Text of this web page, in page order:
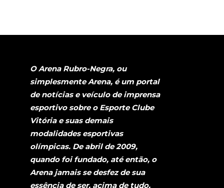
O Arena Rubro-Negra, ou
simplesmente Arena, é um portal
de notícias e veículo de imprensa
esportivo sobre o Esporte Clube
Vitória e suas demais
modalidades esportivas
olímpicas. De abril de 2009,
quando foi fundado, até então, o
Arena jamais se desfez de sua
essência de ser, acima de tudo,